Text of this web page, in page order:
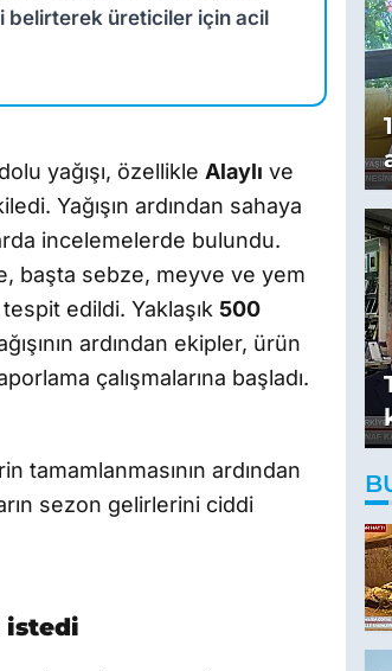
belirterek üreticiler için acil
yağışı, özellikle Alaylı ve
Yağışın ardından sahaya
incelemelerde bulundu.
başta sebze, meyve ve yem
edildi. Yaklaşık 500
ardından ekipler, ürün
çalışmalarına başladı.
tamamlanmasının ardından
sezon gelirlerini ciddi
istedi